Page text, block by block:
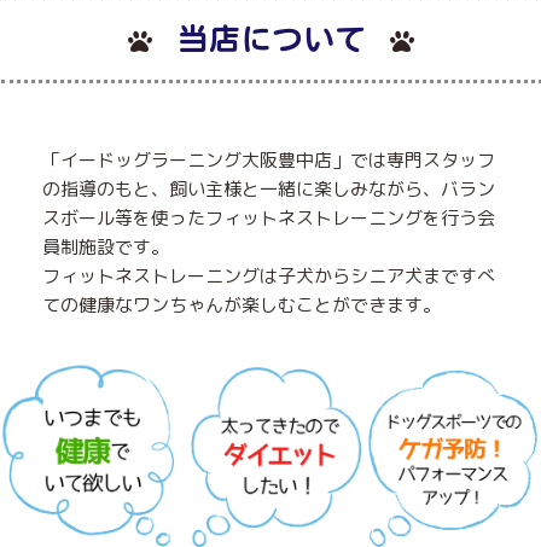
当店について
「イードッグラーニング大阪豊中店」では専門スタッフ
の指導のもと、飼い主様と一緒に楽しみながら、バラン
スボール等を使ったフィットネストレーニングを行う会
員制施設です。
フィットネストレーニングは子犬からシニア犬まですべ
ての健康なワンちゃんが楽しむことができます。